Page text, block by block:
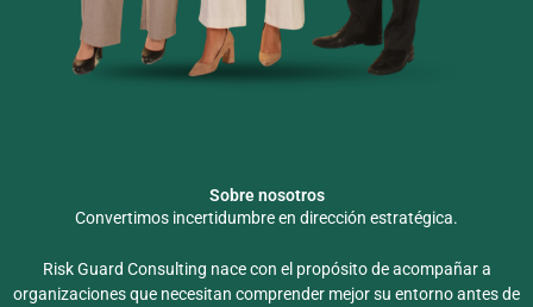
Sobre nosotros
Convertimos incertidumbre en dirección estratégica.
Risk Guard Consulting nace con el propósito de acompañar a
organizaciones que necesitan comprender mejor su entorno antes de